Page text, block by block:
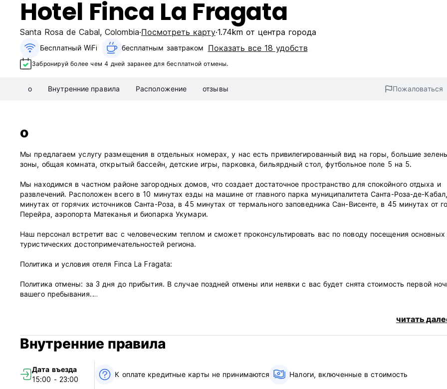
Hotel Finca La Fragata
Santa Rosa de Cabal, Colombia Посмотреть карту 1.74km от центра города
Бесплатный WiFi бесплатным завтраком‎ Показать все 18 удобств
Забронируй более чем 4 дней заранее для бесплатной отмены.
о Внутренние правила Расположение отзывы Пожаловаться
о
Мы предлагаем услугу размещения в отдельных номерах, у нас есть привилегированный вид на горы, большие
зоны, общая комната, открытый бассейн, детские игры, парковка, бильярдный стол, футбольное поле 5 на 5.
Мы находимся в частном районе загородных домов, что создает достаточное пространство для спокойного отдыха и
развлечений. Расположен всего в 10 минутах езды на машине от главного парка муниципалитета Санта-Роза-де-
минутах от горячих источников Санта-Роза, в 45 минутах от термального заповедника Сан-Висенте, в 45 минутах от
Перейра, аэропорта Матеканья и биопарка Укумари.
Наш персонал встретит вас с человеческим теплом и сможет проконсультировать вас по поводу посещения основных
туристических достопримечательностей региона.
Политика и условия отеля Finca La Fragata:
Политика отмены: за 3 дня до прибытия. В случае поздней отмены или неявки с вас будет снята стоимость первой
вашего пребывания.
Оплата по прибытии наличными, кредитной и дебетовой картой.
Налоги включены
Общий:
читать
Внутренние правила
Дата въезда
15:00 - 23:00
К оплате кредитные карты не принимаются Налоги, включенные в стоимость